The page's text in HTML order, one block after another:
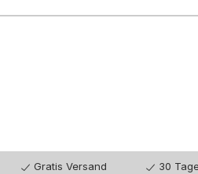
Gratis Versand 30